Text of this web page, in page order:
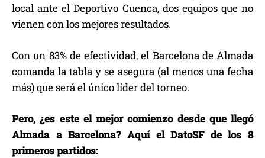
local ante el Deportivo Cuenca, dos equipos que no
vienen con los mejores resultados.
Con un 83% de efectividad, el Barcelona de Almada
comanda la tabla y se asegura (al menos una fecha
más) que será el único líder del torneo.
Pero, ¿es este el mejor comienzo desde que llegó
Almada a Barcelona? Aquí el DatoSF de los 8
primeros partidos: